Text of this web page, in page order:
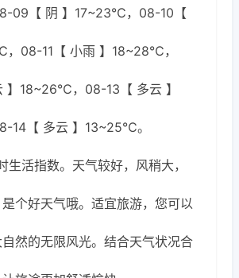
09【 阴 】17~23℃，08-10【
08-11【 小雨 】18~28℃，
】18~26℃，08-13【 多云 】
14【 多云 】13~25℃。
生活指数。天气较好，风稍大，
个好天气哦。适宜旅游，您可以
然的无限风光。结合天气状况合